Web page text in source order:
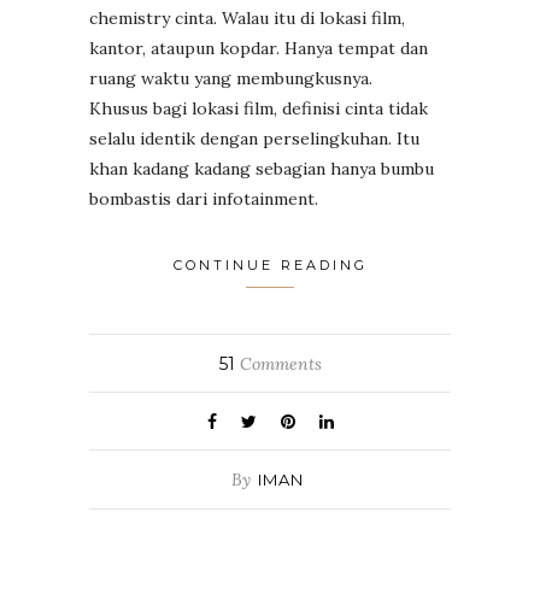
chemistry cinta. Walau itu di lokasi film,
kantor, ataupun kopdar. Hanya tempat dan
ruang waktu yang membungkusnya.
Khusus bagi lokasi film, definisi cinta tidak
selalu identik dengan perselingkuhan. Itu
khan kadang kadang sebagian hanya bumbu
bombastis dari infotainment.
CONTINUE READING
51 Comments
By IMAN